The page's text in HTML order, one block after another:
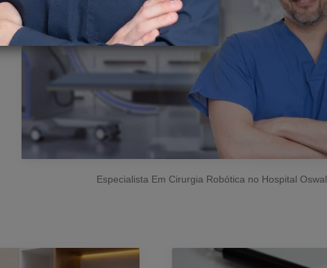
Especialista Em Cirurgia Robótica no Hospital